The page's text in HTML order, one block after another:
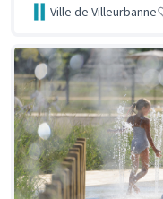
Ville de Villeurbanne